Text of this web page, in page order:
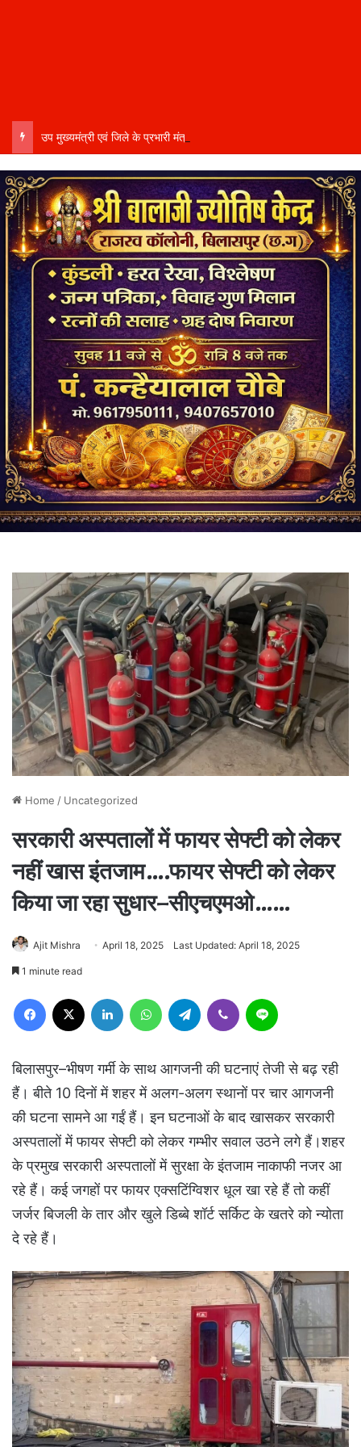
Home / Uncategorized
सरकारी अस्पतालों में फायर सेफ्टी को लेकर
नहीं खास इंतजाम….फायर सेफ्टी को लेकर
किया जा रहा सुधार–सीएचएमओ……
Ajit Mishra April 18, 2025 Last Updated: April 18, 2025
1 minute read
Facebook LinkedIn WhatsAppTelegram Viber
बिलासपुर–भीषण गर्मी के साथ आगजनी की घटनाएं तेजी से बढ़ रही
हैं। बीते 10 दिनों में शहर में अलग-अलग स्थानों पर चार आगजनी
की घटना सामने आ गईं हैं। इन घटनाओं के बाद खासकर सरकारी
अस्पतालों में फायर सेफ्टी को लेकर गम्भीर सवाल उठने लगे हैं।शहर
के प्रमुख सरकारी अस्पतालों में सुरक्षा के इंतजाम नाकाफी नजर आ
रहे हैं। कई जगहों पर फायर एक्सटिंग्विशर धूल खा रहे हैं तो कहीं
जर्जर बिजली के तार और खुले डिब्बे शॉर्ट सर्किट के खतरे को न्योता
दे रहे हैं।